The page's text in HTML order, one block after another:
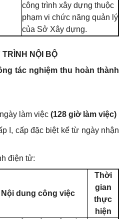
công trình xây dựng thuộc
phạm vi chức năng quản lý
của Sở Xây dựng.
TRÌNH NỘI BỘ
tác nghiệm thu hoàn thành
làm việc (128 giờ làm việc)
I, cấp đặc biệt kể từ ngày nhận
điện tử:
Nội dung công việc
Thời
gian
thực
hiện